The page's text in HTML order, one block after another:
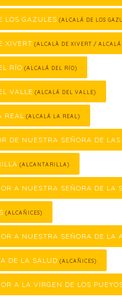
LOS GAZULES (ALCALÁ DE LOS
XIVERT (ALCALÀ DE XIVERT /
RÍO (ALCALÁ DEL RÍO)
VALLE (ALCALÁ DEL VALLE)
REAL (ALCALÁ LA REAL)
DE NUESTRA SEÑORA DE LAS
(ALCANTARILLA)
A NUESTRA SEÑORA DE LA
(ALCAÑICES)
A NUESTRA SEÑORA DE LA
DE LA SALUD (ALCAÑICES)
A LA VIRGEN DE LOS